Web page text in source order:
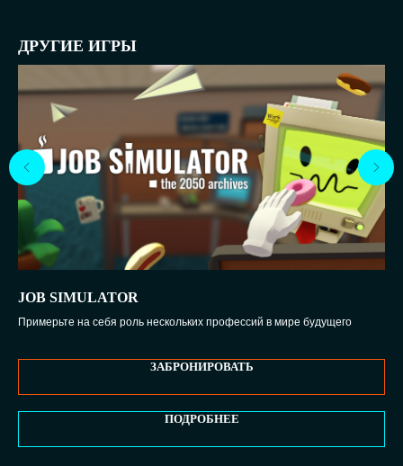
ДРУГИЕ ИГРЫ
JOB SIMULATOR
Примерьте на себя роль нескольких профессий в мире будущего
ЗАБРОНИРОВАТЬ
ПОДРОБНЕЕ